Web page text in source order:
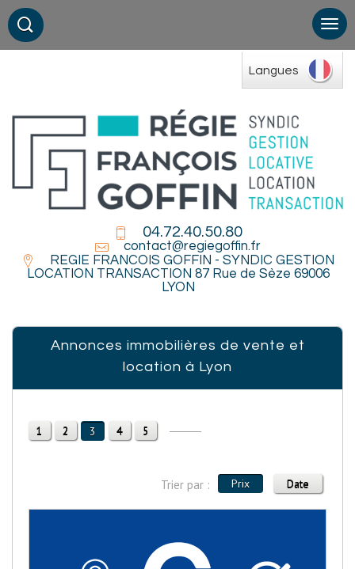
Langues
04.72.40.50.80
contact@regiegoffin.fr
REGIE FRANCOIS GOFFIN - SYNDIC GESTION
LOCATION TRANSACTION 87 Rue de Sèze 69006
LYON
Annonces immobilières de vente et
location à Lyon
1 2 3 4 5
Trier par : Prix Date